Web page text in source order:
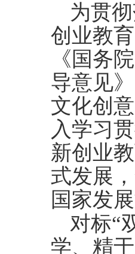
为贯
创业教
《国务
导意见
文化创
入学习
新创业
式发展
国家发
对标“
学、精